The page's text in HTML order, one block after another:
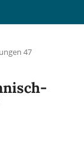
47